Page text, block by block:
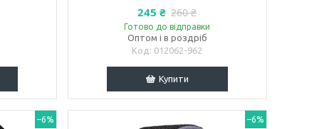
245 ₴ 260 ₴
Готово до відправки
Оптом і в роздріб
012062-962
Купити
–6% –6%